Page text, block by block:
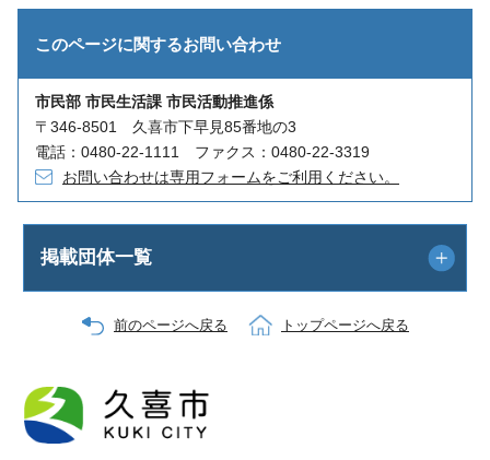
このページに関するお問い合わせ
市民部 市民生活課 市民活動推進係
〒346-8501 久喜市下早見85番地の3
電話：0480-22-1111 ファクス：0480-22-3319
お問い合わせは専用フォームをご利用ください。
掲載団体一覧
前のページへ戻る トップページへ戻る